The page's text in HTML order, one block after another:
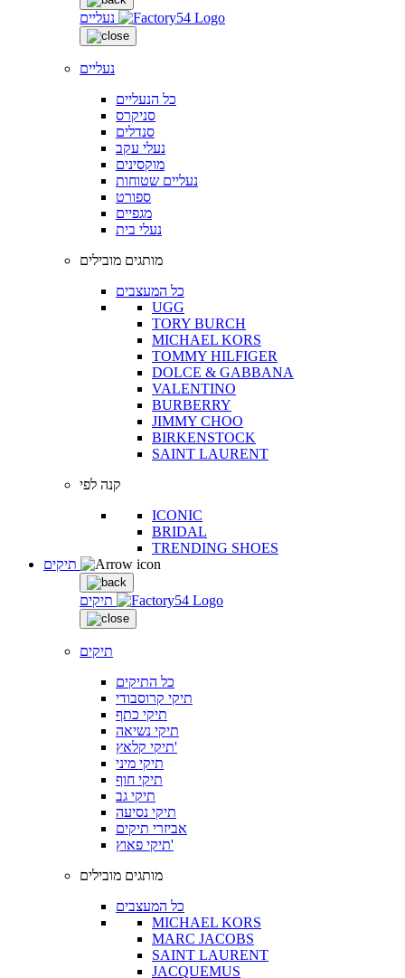
נעליים
נעליים
כל הנעליים
סניקרס
סנדלים
נעלי עקב
מוקסינים
נעליים שטוחות
ספורט
מגפיים
נעלי בית
מותגים מובילים
כל המעצבים
UGG
TORY BURCH
MICHAEL KORS
TOMMY HILFIGER
DOLCE & GABBANA
VALENTINO
BURBERRY
JIMMY CHOO
BIRKENSTOCK
SAINT LAURENT
קנה לפי
ICONIC
BRIDAL
TRENDING SHOES
תיקים
תיקים
כל התיקים
תיקי קרוסבודי
תיקי כתף
תיקי נשיאה
תיקי קלאץ'
תיקי מיני
תיקי חוף
תיקי גב
תיקי נסיעה
אביזרי תיקים
תיקי פאוץ'
מותגים מובילים
כל המעצבים
MICHAEL KORS
MARC JACOBS
SAINT LAURENT
JACQUEMUS